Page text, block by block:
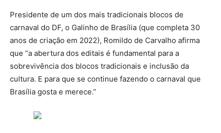
Presidente de um dos mais tradicionais blocos de
carnaval do DF, o Galinho de Brasília (que completa 30
anos de criação em 2022), Romildo de Carvalho afirma
que “a abertura dos editais é fundamental para a
sobrevivência dos blocos tradicionais e inclusão da
cultura. E para que se continue fazendo o carnaval que
Brasília gosta e merece.”